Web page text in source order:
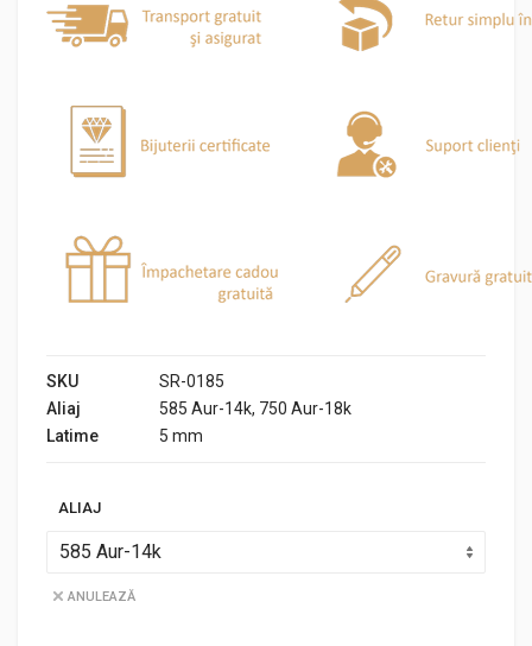
SKU
SR-0185
Aliaj
585 Aur-14k, 750 Aur-18k
Latime
5 mm
ALIAJ
ANULEAZĂ